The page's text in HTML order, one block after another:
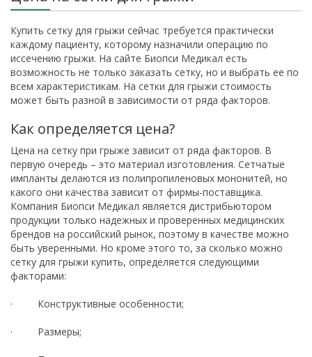
Купить сетку для грыжи сейчас требуется практически
каждому пациенту, которому назначили операцию по
иссечению грыжи. На сайте Биопси Медикал есть
возможность не только заказать сетку, но и выбрать ее по
всем характеристикам. На сетки для грыжи стоимость
может быть разной в зависимости от ряда факторов.
Как определяется цена?
Цена на сетку при грыже зависит от ряда факторов. В
первую очередь – это материал изготовления. Сетчатые
импланты делаются из полипропиленовых мононитей, но
какого они качества зависит от фирмы-поставщика.
Компания Биопси Медикал является дистрибьютором
продукции только надежных и проверенных медицинских
брендов на российский рынок, поэтому в качестве можно
быть уверенными. Но кроме этого то, за сколько можно
сетку для грыжи купить, определяется следующими
факторами:
· Конструктивные особенности;
· Размеры;